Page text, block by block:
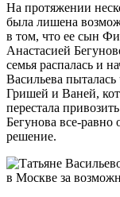
На протяжении
была лишена
в том, что ее сын
Анастасией
семья распалась и
Васильева пыталась
Гришей и Ваней,
перестала
Бегунова все-равно
решение.